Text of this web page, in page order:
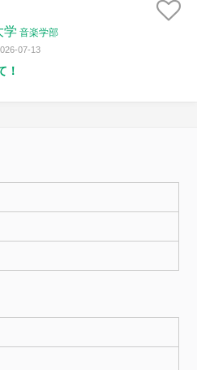
学 音楽学部
07-13
！